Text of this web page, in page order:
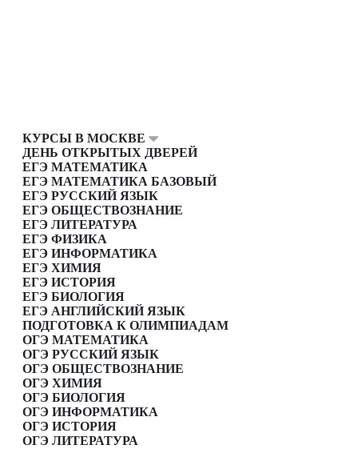
КУРСЫ В МОСКВЕ
ДЕНЬ ОТКРЫТЫХ ДВЕРЕЙ
ЕГЭ МАТЕМАТИКА
ЕГЭ МАТЕМАТИКА БАЗОВЫЙ
ЕГЭ РУССКИЙ ЯЗЫК
ЕГЭ ОБЩЕСТВОЗНАНИЕ
ЕГЭ ЛИТЕРАТУРА
ЕГЭ ФИЗИКА
ЕГЭ ИНФОРМАТИКА
ЕГЭ ХИМИЯ
ЕГЭ ИСТОРИЯ
ЕГЭ БИОЛОГИЯ
ЕГЭ АНГЛИЙСКИЙ ЯЗЫК
ПОДГОТОВКА К ОЛИМПИАДАМ
ОГЭ МАТЕМАТИКА
ОГЭ РУССКИЙ ЯЗЫК
ОГЭ ОБЩЕСТВОЗНАНИЕ
ОГЭ ХИМИЯ
ОГЭ БИОЛОГИЯ
ОГЭ ИНФОРМАТИКА
ОГЭ ИСТОРИЯ
ОГЭ ЛИТЕРАТУРА